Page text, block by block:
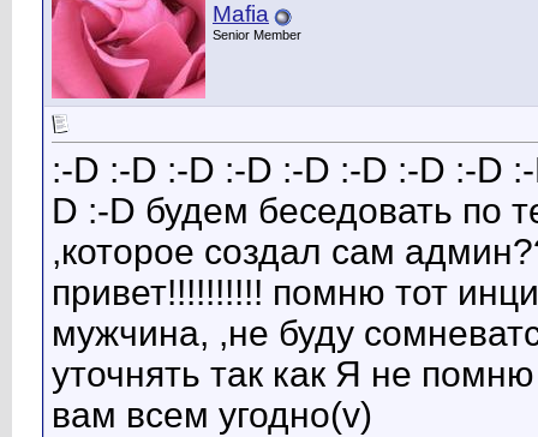
Mafia
Senior Member
:-D :-D :-D :-D :-D :-D :-D :-D
D :-D будем беседовать по
,которое создал сам
привет!!!!!!!!!! помню тот
мужчина, ,не буду
уточнять так как Я не
вам всем угодно(v)